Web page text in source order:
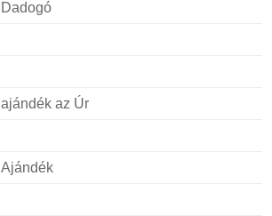
Dadogó
ajándék az Úr
Ajándék